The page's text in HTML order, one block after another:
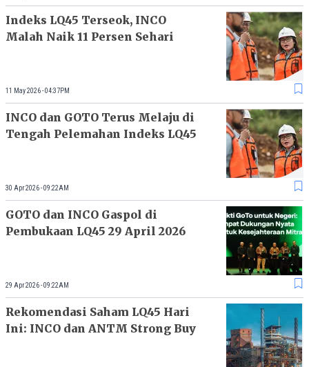
Indeks LQ45 Terseok, INCO
Malah Naik 11 Persen Sehari
11 May 2026 - 04:37PM
INCO dan GOTO Terus Melaju di
Tengah Pelemahan Indeks LQ45
30 Apr 2026 - 09:22AM
GOTO dan INCO Gaspol di
Pembukaan LQ45 29 April 2026
29 Apr 2026 - 09:22AM
Rekomendasi Saham LQ45 Hari
Ini: INCO dan ANTM Strong Buy